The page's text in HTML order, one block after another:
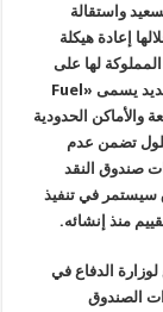
واستقالة
إعادة هيكلة
لها على
يسمى «Fuel
الحدودية
تضمن عدم
صندوق النقد
سيستمر في تنفيذ
منذ إنشائه.
الدفاع في
الصندوق